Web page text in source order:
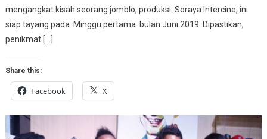
mengangkat kisah seorang jomblo, produksi Soraya Intercine, ini
siap tayang pada Minggu pertama bulan Juni 2019. Dipastikan,
penikmat […]
Share this:
Facebook X